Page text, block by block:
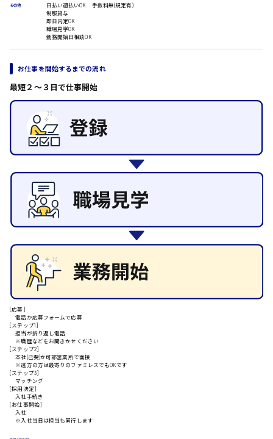
カスタマーエンジニア
販売・サービス・フード系
経営企画
販売
接客
営業
ラウンダー営業
ルート営業
施工管理
自動車整備士
配送・ドライバー
東広島市
安芸高田市
安芸郡
山口県
時給制すべて
日給8000円～
日給10000円以上
その他
日払い週払いOK 手数料無(規定有)
制服貸与
即日内定OK
職場見学OK
勤務開始日相談OK
お仕事を開始するまでの流れ
最短２〜３日で仕事開始
[応募]
電話か応募フォームで応募
[ステップ1]
担当が折り返し電話
※職歴などをお聞きかせください
[ステップ2]
本社(己斐)か可部営業所で面接
※遠方の方は最寄りのファミレスでもOKです
[ステップ3]
マッチング
[採用決定]
入社手続き
[お仕事開始]
入社
※入社当日は担当も同行します